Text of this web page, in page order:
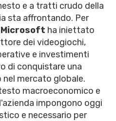
e a tratti crudo della
sta affrontando. Per
Microsoft ha iniettato
dei videogiochi,
e investimenti
di conquistare una
nel mercato globale.
macroeconomico e
impongono oggi
e necessario per